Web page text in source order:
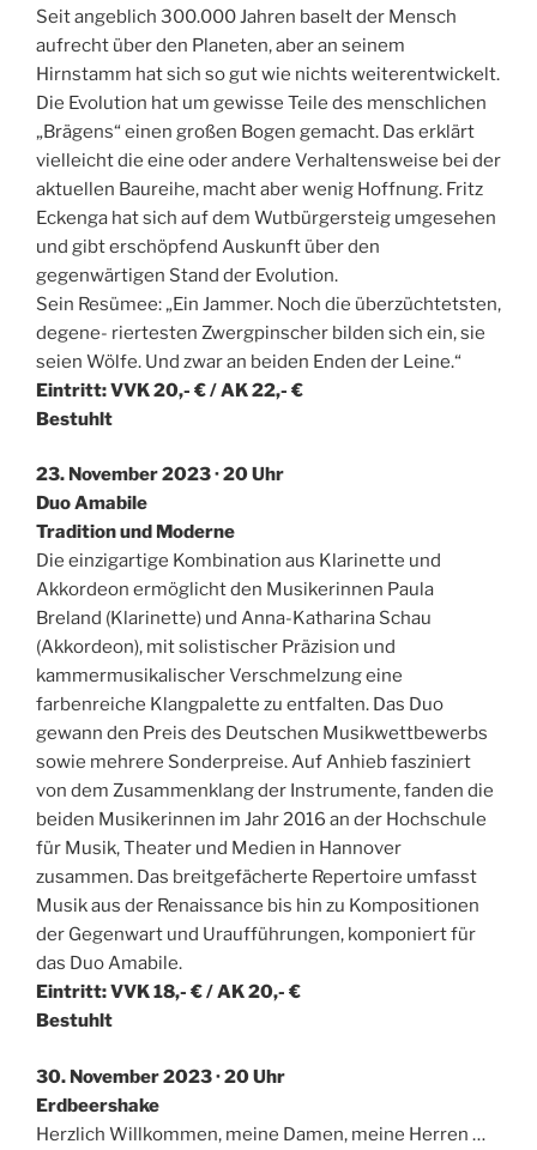
Seit angeblich 300.000 Jahren baselt der Mensch
aufrecht über den Planeten, aber an seinem
Hirnstamm hat sich so gut wie nichts weiterentwickelt.
Die Evolution hat um gewisse Teile des menschlichen
„Brägens“ einen großen Bogen gemacht. Das erklärt
vielleicht die eine oder andere Verhaltensweise bei der
aktuellen Baureihe, macht aber wenig Hoffnung. Fritz
Eckenga hat sich auf dem Wutbürgersteig umgesehen
und gibt erschöpfend Auskunft über den
gegenwärtigen Stand der Evolution.
Sein Resümee: „Ein Jammer. Noch die überzüchtetsten,
degene- riertesten Zwergpinscher bilden sich ein, sie
seien Wölfe. Und zwar an beiden Enden der Leine.“
Eintritt: VVK 20,- € / AK 22,- €
Bestuhlt
23. November 2023 · 20 Uhr
Duo Amabile
Tradition und Moderne
Die einzigartige Kombination aus Klarinette und
Akkordeon ermöglicht den Musikerinnen Paula
Breland (Klarinette) und Anna-Katharina Schau
(Akkordeon), mit solistischer Präzision und
kammermusikalischer Verschmelzung eine
farbenreiche Klangpalette zu entfalten. Das Duo
gewann den Preis des Deutschen Musikwettbewerbs
sowie mehrere Sonderpreise. Auf Anhieb fasziniert
von dem Zusammenklang der Instrumente, fanden die
beiden Musikerinnen im Jahr 2016 an der Hochschule
für Musik, Theater und Medien in Hannover
zusammen. Das breitgefächerte Repertoire umfasst
Musik aus der Renaissance bis hin zu Kompositionen
der Gegenwart und Uraufführungen, komponiert für
das Duo Amabile.
Eintritt: VVK 18,- € / AK 20,- €
Bestuhlt
30. November 2023 · 20 Uhr
Erdbeershake
Herzlich Willkommen, meine Damen, meine Herren …